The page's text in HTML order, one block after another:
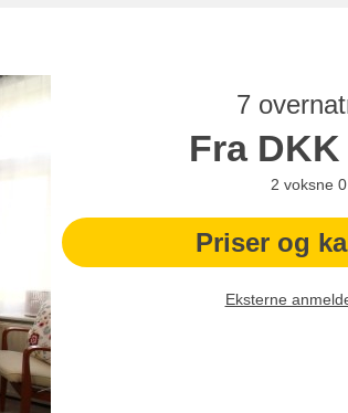
7
Fra DKK
2 voksne 0
Priser og
Eksterne